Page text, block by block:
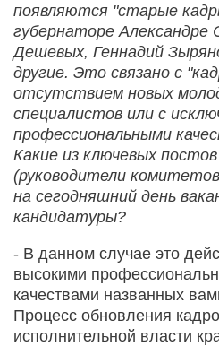
появляются "старые
губернаторе Александре
Дешевых, Геннадий
другие. Это связано с
отсутствием новых
специалистов или с
профессиональными
Какие из ключевых
(руководители
на сегодняшний день
кандидатуры?
- В данном случае это
высокими
качествами названных
Процесс обновления
исполнительной власти